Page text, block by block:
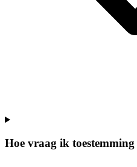
Hoe vraag ik toestemming